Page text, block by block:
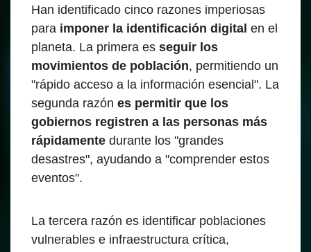
Han identificado cinco razones imperiosas
para imponer la identificación digital en el
planeta. La primera es seguir los
movimientos de población, permitiendo un
"rápido acceso a la información esencial". La
segunda razón es permitir que los
gobiernos registren a las personas más
rápidamente durante los "grandes
desastres", ayudando a "comprender estos
eventos".
La tercera razón es identificar poblaciones
vulnerables e infraestructura crítica,